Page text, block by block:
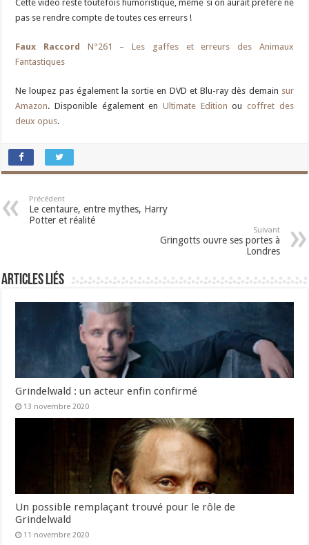
Cette vidéo reste toutefois humoristique, même si on aurait préféré ne
pas se rendre compte de toutes ces erreurs !
Faux Raccord
N°261 – Les gaffes et erreurs des Animaux
Fantastiques
Ne loupez pas également la sortie en DVD et Blu-ray dès demain sur
Amazon. Disponible également en Ultimate Edition oucoffret des
deux opus.
Précédent
Le centaure, entre mythes, Harry
Potter et réalité
Suivant
Gringotts ouvre ses portes à
Londres
Articles liés
Grindelwald : un acteur enfin confirmé
13 novembre 2020
Un possible remplaçant trouvé pour le rôle de
Grindelwald
11 novembre 2020